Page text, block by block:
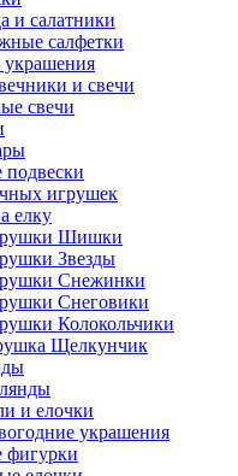
и салатники
салфетки
и свечи
свечи
игрушек
елку
Шишки
Звезды
Снежинки
Снеговики
Колокольчики
Щелкунчик
и елочки
украшения
фигурки